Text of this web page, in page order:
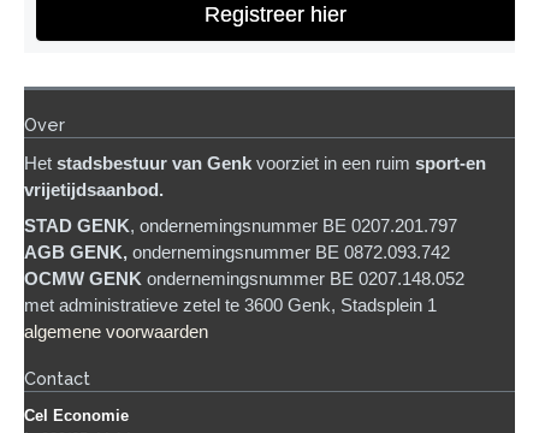
Registreer hier
Over
Het stadsbestuur van Genk voorziet in een ruim sport-en
vrijetijdsaanbod.
STAD GENK, ondernemingsnummer BE 0207.201.797
AGB GENK, ondernemingsnummer BE 0872.093.742
OCMW GENK ondernemingsnummer BE 0207.148.052
met administratieve zetel te 3600 Genk, Stadsplein 1
algemene voorwaarden
Contact
Cel Economie